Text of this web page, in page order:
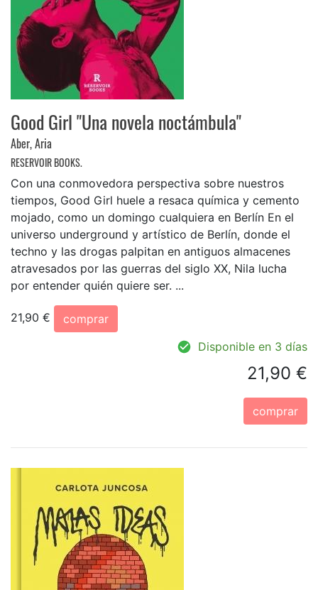
Good Girl "Una novela noctámbula"
Aber, Aria
RESERVOIR BOOKS.
Con una conmovedora perspectiva sobre nuestros
tiempos, Good Girl huele a resaca química y cemento
mojado, como un domingo cualquiera en Berlín En el
universo underground y artístico de Berlín, donde el
techno y las drogas palpitan en antiguos almacenes
atravesados por las guerras del siglo XX, Nila lucha
por entender quién quiere ser. ...
21,90 €
comprar
Disponible en 3 días
21,90 €
comprar